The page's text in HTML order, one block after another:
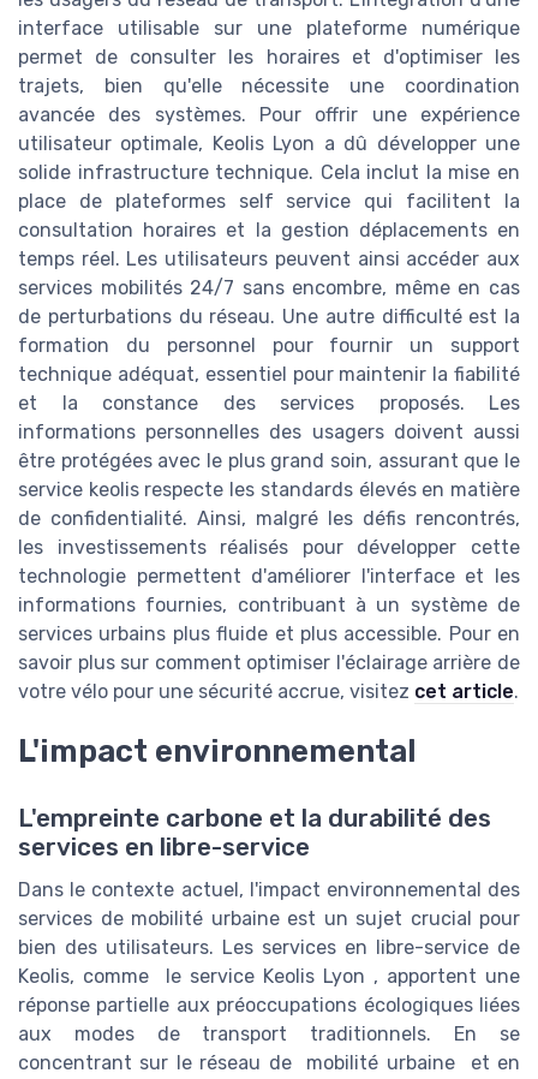
interface utilisable sur une plateforme numérique
permet de consulter les horaires et d'optimiser les
trajets, bien qu'elle nécessite une coordination
avancée des systèmes. Pour offrir une expérience
utilisateur optimale, Keolis Lyon a dû développer une
solide infrastructure technique. Cela inclut la mise en
place de plateformes self service qui facilitent la
consultation horaires et la gestion déplacements en
temps réel. Les utilisateurs peuvent ainsi accéder aux
services mobilités 24/7 sans encombre, même en cas
de perturbations du réseau. Une autre difficulté est la
formation du personnel pour fournir un support
technique adéquat, essentiel pour maintenir la fiabilité
et la constance des services proposés. Les
informations personnelles des usagers doivent aussi
être protégées avec le plus grand soin, assurant que le
service keolis respecte les standards élevés en matière
de confidentialité. Ainsi, malgré les défis rencontrés,
les investissements réalisés pour développer cette
technologie permettent d'améliorer l'interface et les
informations fournies, contribuant à un système de
services urbains plus fluide et plus accessible. Pour en
savoir plus sur comment optimiser l'éclairage arrière de
votre vélo pour une sécurité accrue, visitez cet article.
L'impact environnemental
L'empreinte carbone et la durabilité des
services en libre-service
Dans le contexte actuel, l'impact environnemental des
services de mobilité urbaine est un sujet crucial pour
bien des utilisateurs. Les services en libre-service de
Keolis, comme
le service Keolis Lyon , apportent une
réponse partielle aux préoccupations écologiques liées
aux modes de transport traditionnels. En se
concentrant sur le réseau de
mobilité urbaine
et en